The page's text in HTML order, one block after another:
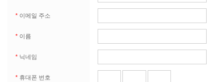
의 서비스 이용 신청 양식에 필요 정보를 기재함으로써 서비스
이용계약을 청약하고, 회사가 이를 승인하는 것
(다) 아이디(ID) : 회사의 회원으로 가입한 자가 회사가 제공하
는 서비스를 이용하고자 할 경우 회사가 회원의 동일성 확인을
위해 회원이 정한 것으로서, 문자 또는 숫자의 조합으로 된 회
원의 고유명칭
(라) 비밀번호 : 아이디를 이용한 서비스 이용신청 시 회사가 회
* 이메일 주소
* 이름
* 닉네임
* 휴대폰 번호